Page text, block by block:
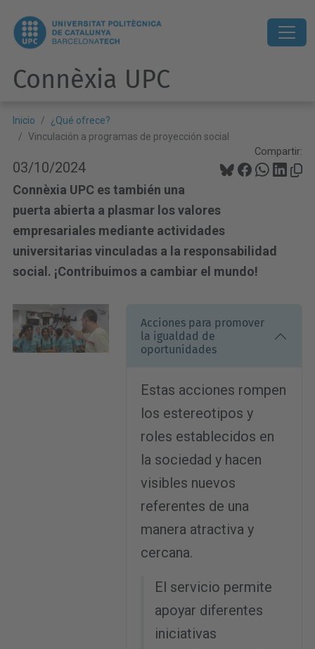
Connèxia UPC
Inicio
¿Qué ofrece?
Vinculación a programas de proyección social
Compartir:
03/10/2024
Connèxia UPC es también una
puerta abierta a plasmar los valores
empresariales mediante actividades
universitarias vinculadas a la responsabilidad
social. ¡Contribuimos a cambiar el mundo!
Acciones para promover
la igualdad de
oportunidades
Estas acciones rompen
los estereotipos y
roles establecidos en
la sociedad y hacen
visibles nuevos
referentes de una
manera atractiva y
cercana.
El servicio permite
apoyar diferentes
iniciativas